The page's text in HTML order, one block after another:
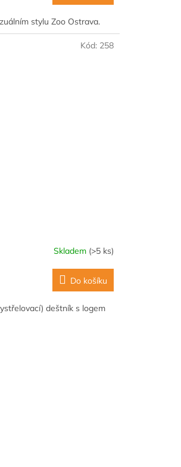
stylu Zoo Ostrava.
Skladem (>5 ks)
Do košíku
deštník s logem
Kód: 258